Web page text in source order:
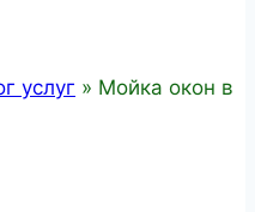
услуг » Мойка окон в